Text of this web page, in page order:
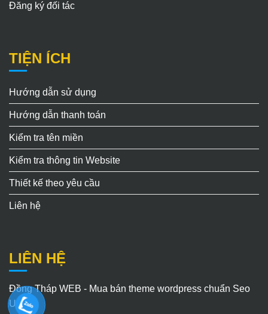
Đăng ký đối tác
TIỆN ÍCH
Hướng dẫn sử dụng
Hướng dẫn thanh toán
Kiểm tra tên miền
Kiểm tra thông tin Website
Thiết kế theo yêu cầu
Liên hệ
LIÊN HỆ
Đồng Tháp WEB - Mua bán theme wordpress chuẩn Seo
Uy Tín